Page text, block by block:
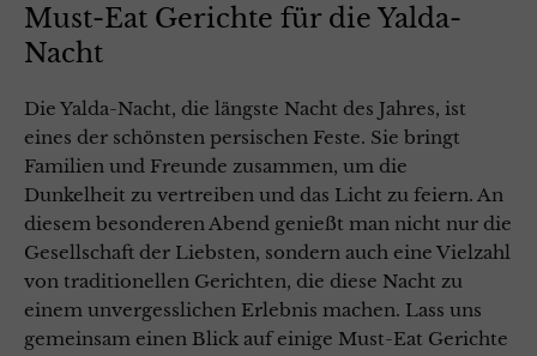
Must-Eat Gerichte für die Yalda-
Nacht
Die Yalda-Nacht, die längste Nacht des Jahres, ist
eines der schönsten persischen Feste. Sie bringt
Familien und Freunde zusammen, um die
Dunkelheit zu vertreiben und das Licht zu feiern. An
diesem besonderen Abend genießt man nicht nur die
Gesellschaft der Liebsten, sondern auch eine Vielzahl
von traditionellen Gerichten, die diese Nacht zu
einem unvergesslichen Erlebnis machen. Lass uns
gemeinsam einen Blick auf einige Must-Eat Gerichte